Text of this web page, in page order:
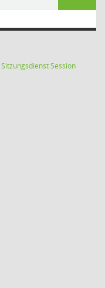
SitzungsdienstSession(Wird in